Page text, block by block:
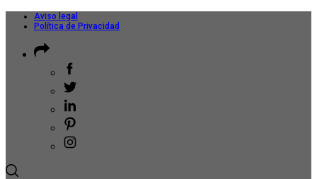
Aviso legal
Política de Privacidad